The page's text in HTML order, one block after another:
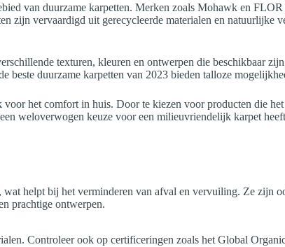
van duurzame karpetten. Merken zoals Mohawk en
zijn vervaardigd uit gerecycleerde materialen en natuurlijke
texturen, kleuren en ontwerpen die beschikbaar
beste duurzame karpetten van 2023 bieden talloze
het comfort in huis. Door te kiezen voor producten die
weloverwogen keuze voor een milieuvriendelijk karpet
helpt bij het verminderen van afval en vervuiling. Ze zijn
prachtige ontwerpen.
Controleer ook op certificeringen zoals het Global